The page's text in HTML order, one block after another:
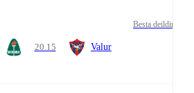
Besta deildin
20.15 Valur